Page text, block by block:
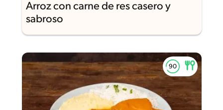
Arroz con carne de res casero y
sabroso